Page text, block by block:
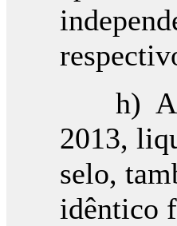
h) A
2013,
selo,
idêntico